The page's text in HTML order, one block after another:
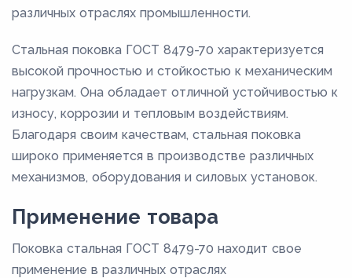
различных отраслях промышленности.
Стальная поковка ГОСТ 8479-70 характеризуется
высокой прочностью и стойкостью к механическим
нагрузкам. Она обладает отличной устойчивостью к
износу, коррозии и тепловым воздействиям.
Благодаря своим качествам, стальная поковка
широко применяется в производстве различных
механизмов, оборудования и силовых установок.
Применение товара
Поковка стальная ГОСТ 8479-70 находит свое
применение в различных отраслях